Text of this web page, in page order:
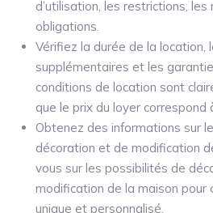
d’utilisation, les restrictions,
obligations.
Vérifiez la durée de la location,
supplémentaires et les
conditions de location sont
que le prix du loyer correspond
Obtenez des informations sur
décoration et de modification
vous sur les possibilités de
modification de la maison pour
unique et personnalisé.